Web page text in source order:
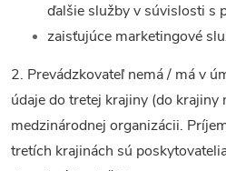
ďalšie služby v súvislosti s
zaisťujúce marketingové
2. Prevádzkovateľ nemá / má v
údaje do tretej krajiny (do krajiny
medzinárodnej organizácii.
tretích krajinách sú